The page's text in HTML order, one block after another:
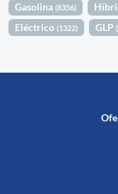
Gasolina(8356)
Eléctrico(1322) GLP